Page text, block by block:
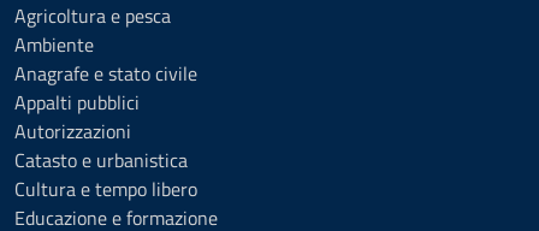
Agricoltura e pesca
Ambiente
Anagrafe e stato civile
Appalti pubblici
Autorizzazioni
Catasto e urbanistica
Cultura e tempo libero
Educazione e formazione